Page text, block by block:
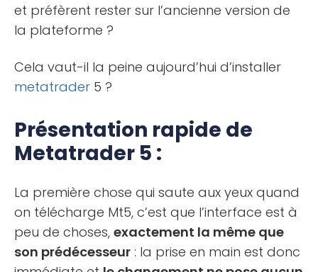
et préfèrent rester sur l’ancienne version de
la plateforme ?
Cela vaut-il la peine aujourd’hui d’installer
metatrader 5 ?
Présentation rapide de
Metatrader 5 :
La première chose qui saute aux yeux quand
on télécharge Mt5, c’est que l’interface est à
peu de choses, exactement la même que
son prédécesseur : la prise en main est donc